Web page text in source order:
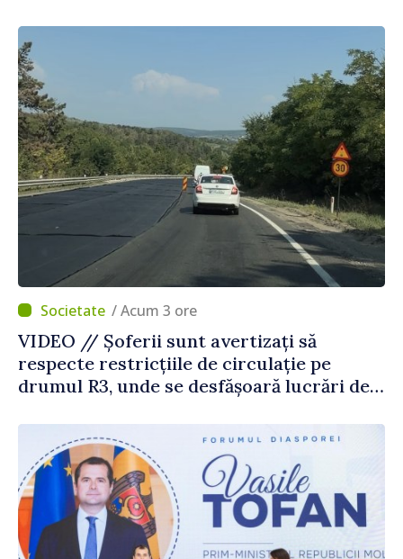
Străinătate
/ Acum 3 ore
VIDEO // Șoferii sunt avertizați să
respecte restricțiile de circulație pe
drumul R3, unde se desfășoară lucrări de